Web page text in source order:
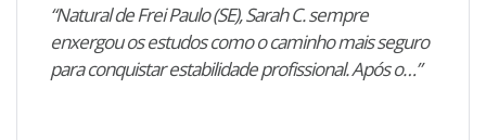
“Natural de Frei Paulo (SE), Sarah C. sempre
enxergou os estudos como o caminho mais seguro
para conquistar estabilidade profissional. Após o…”